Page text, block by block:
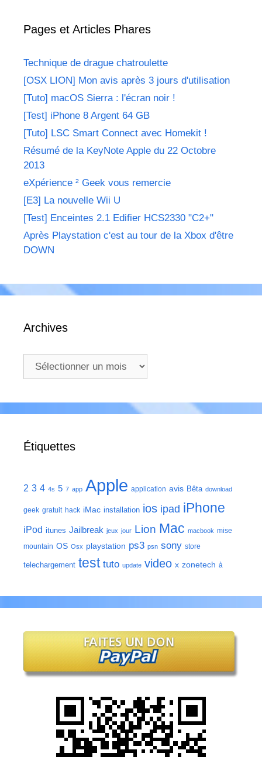
Pages et Articles Phares
Technique de drague chatroulette
[OSX LION] Mon avis après 3 jours d'utilisation
[Tuto] macOS Sierra : l'écran noir !
[Test] iPhone 8 Argent 64 GB
[Tuto] LSC Smart Connect avec Homekit !
Résumé de la KeyNote Apple du 22 Octobre
2013
eXpérience ² Geek vous remercie
[E3] La nouvelle Wii U
[Test] Enceintes 2.1 Edifier HCS2330 "C2+"
Après Playstation c'est au tour de la Xbox d'être
DOWN
Archives
Archives
Étiquettes
2 3 4 4s 5 7 app Apple application avis Bêta download
geek gratuit hack iMac installation ios ipad iPhone
iPod itunes Jailbreak jeux jour Lion Mac macbook mise
mountain OS Osx playstation ps3 psn sony store
telechargement test tuto update video x zonetech à